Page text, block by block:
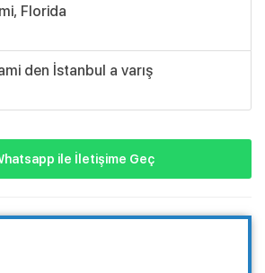
Florida
den İstanbul a varış
ile İletişime Geç